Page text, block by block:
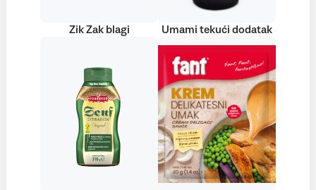
Zik Zak blagi Umami tekući dodatak